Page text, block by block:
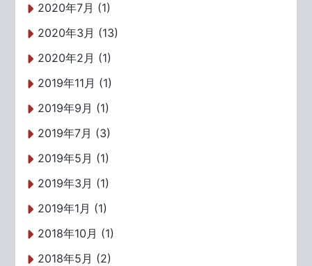
2020年7月 (1)
2020年3月 (13)
2020年2月 (1)
2019年11月 (1)
2019年9月 (1)
2019年7月 (3)
2019年5月 (1)
2019年3月 (1)
2019年1月 (1)
2018年10月 (1)
2018年5月 (2)